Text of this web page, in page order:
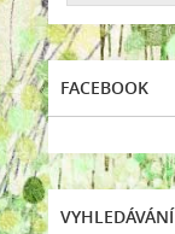
FACEBOOK
VYHLEDÁVÁNÍ